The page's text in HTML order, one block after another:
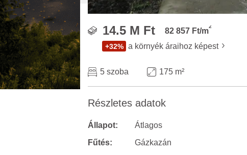
14.5 M Ft 82 857 Ft/m
2
+32% a környék áraihoz képest
5 szoba 175 m²
Részletes adatok
Állapot: Átlagos
Fűtés: Gázkazán